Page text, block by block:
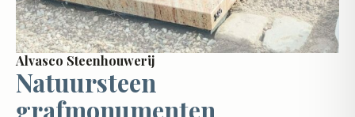
Alvasco Steenhouwerij
Natuursteen
grafmonumenten